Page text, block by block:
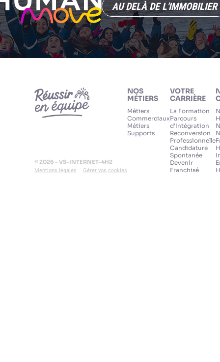
AU DELÀ DE L'IMMOBILIER
© 2026 - VS-INTERNET-4H2
Mentions légales Gérer vos cookies
NOS
MÉTIERS
Métiers
Commerciaux
Métiers
Supports
VOTRE
CARRIÈRE
La Formation
Parcours
d'Intégration
Reconversion
Professionnelle
Candidature
Spontanée
Devenir
Franchisé